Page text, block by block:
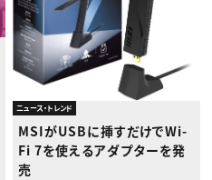
ニュース・トレンド
MSIがUSBに挿すだけでWi-
Fi 7を使えるアダプターを発
売